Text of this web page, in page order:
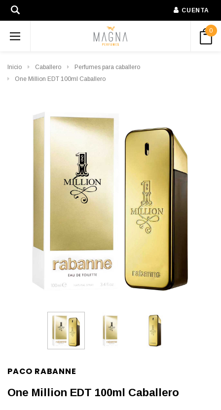
CUENTA
0
Inicio Caballero
Perfumes para caballero
One Million EDT 100ml Caballero
PACO RABANNE
One Million EDT 100ml Caballero